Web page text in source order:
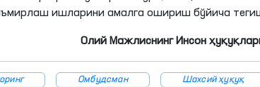
ишларини амалга ошириш бўйича
Олий Мажлиснинг Инсон
Омбудсман Шахсий ҳуқуқ